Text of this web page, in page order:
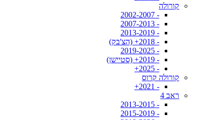
קורולה
- 2002-2007
- 2007-2013
- 2013-2019
- 2018+ (הצ'בק)
- 2019-2025
- 2019+ (סטיישן)
- 2025+
קורולה קרוס
- 2021+
ראב 4
- 2013-2015
- 2015-2019